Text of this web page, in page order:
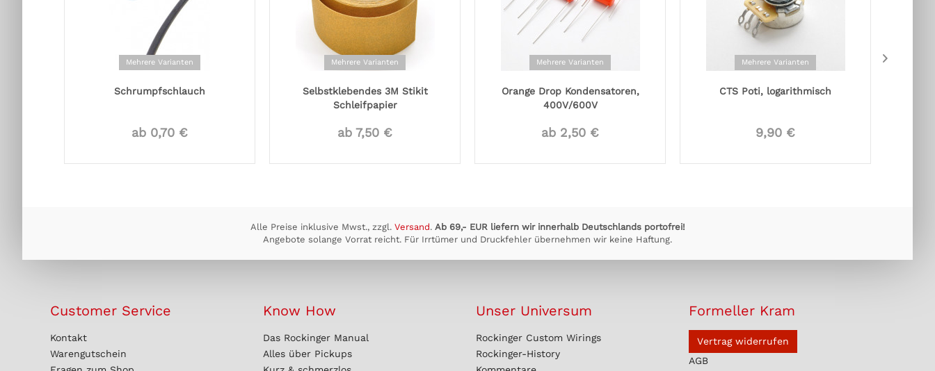
Mehrere Varianten
Schrumpfschlauch
ab 0,70 €
Mehrere Varianten
Selbstklebendes 3M Stikit
Schleifpapier
ab 7,50 €
Mehrere Varianten
Orange Drop Kondensatoren,
400V/600V
ab 2,50 €
Mehrere Varianten
CTS Poti, logarithmisch
9,90 €
Alle Preise inklusive Mwst., zzgl. Versand. Ab 69,- EUR liefern wir innerhalb Deutschlands portofrei!
Angebote solange Vorrat reicht. Für Irrtümer und Druckfehler übernehmen wir keine Haftung.
Customer Service
Kontakt
Warengutschein
Know How
Das Rockinger Manual
Alles über Pickups
Unser Universum
Rockinger Custom Wirings
Rockinger-History
Formeller Kram
Vertrag widerrufen
AGB